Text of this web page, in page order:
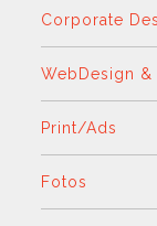
Corporate
WebDesign
Print/Ads
Fotos